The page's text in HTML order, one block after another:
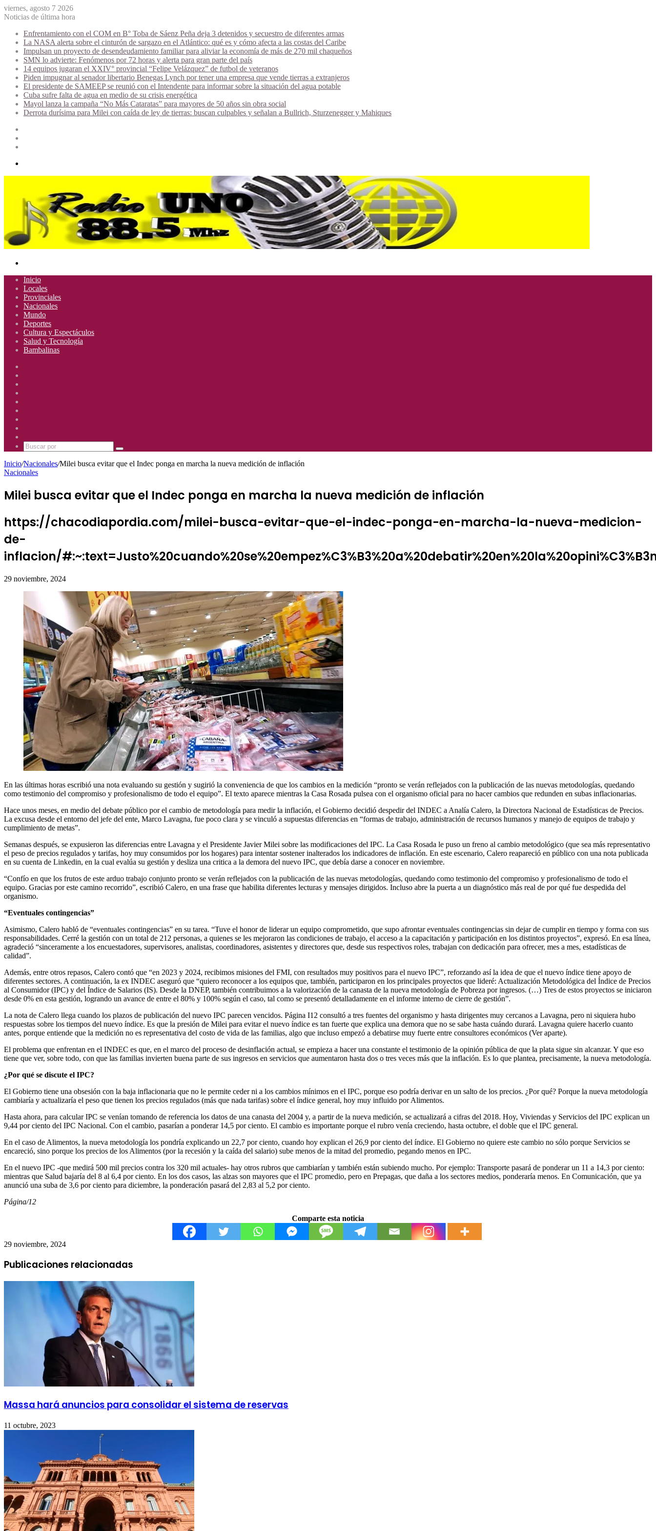
viernes, agosto 7 2026
Noticias de última hora
Enfrentamiento con el COM en B° Toba de Sáenz Peña deja 3 detenidos y secuestro de diferentes armas
La NASA alerta sobre el cinturón de sargazo en el Atlántico: qué es y cómo afecta a las costas del Caribe
Impulsan un proyecto de desendeudamiento familiar para aliviar la economía de más de 270 mil chaqueños
SMN lo advierte: Fenómenos por 72 horas y alerta para gran parte del país
14 equipos jugaran el XXIV° provincial “Felipe Velázquez” de futbol de veteranos
Piden impugnar al senador libertario Benegas Lynch por tener una empresa que vende tierras a extranjeros
El presidente de SAMEEP se reunió con el Intendente para informar sobre la situación del agua potable
Cuba sufre falta de agua en medio de su crisis energética
Mayol lanza la campaña “No Más Cataratas” para mayores de 50 años sin obra social
Derrota durísima para Milei con caída de ley de tierras: buscan culpables y señalan a Bullrich, Sturzenegger y Mahiques
Inicio
Locales
Provinciales
Nacionales
Mundo
Deportes
Cultura y Espectáculos
Salud y Tecnología
Bambalinas
Mhz
885
Mhz
Uno
885
Mhz
Buscar
Inicio/Nacionales/Milei busca evitar que el Indec ponga en marcha la nueva medición de inflación
Nacionales
Milei busca evitar que el Indec ponga en marcha la nueva medición de inflación
https://chacodiapordia.com/milei-busca-evitar-que-el-indec-ponga-en-marcha-la-nueva-medicion-
de-
inflacion/
29 noviembre, 2024
En las últimas horas escribió una nota evaluando su gestión y sugirió la conveniencia de que los cambios en la medición “pronto se verán reflejados con la publicación de las nuevas metodologías, quedando
como testimonio del compromiso y profesionalismo de todo el equipo”. El texto aparece mientras la Casa Rosada pulsea con el organismo oficial para no hacer cambios que redunden en subas inflacionarias.
Hace unos meses, en medio del debate público por el cambio de metodología para medir la inflación, el Gobierno decidió despedir del INDEC a Analía Calero, la Directora Nacional de Estadísticas de Precios.
La excusa desde el entorno del jefe del ente, Marco Lavagna, fue poco clara y se vinculó a supuestas diferencias en “formas de trabajo, administración de recursos humanos y manejo de equipos de trabajo y
cumplimiento de metas”.
Semanas después, se expusieron las diferencias entre Lavagna y el Presidente Javier Milei sobre las modificaciones del IPC. La Casa Rosada le puso un freno al cambio metodológico (que sea más representativo
el peso de precios regulados y tarifas, hoy muy consumidos por los hogares) para intentar sostener inalterados los indicadores de inflación. En este escenario, Calero reapareció en público con una nota publicada
en su cuenta de Linkedin, en la cual evalúa su gestión y desliza una critica a la demora del nuevo IPC, que debía darse a conocer en noviembre.
“Confío en que los frutos de este arduo trabajo conjunto pronto se verán reflejados con la publicación de las nuevas metodologías, quedando como testimonio del compromiso y profesionalismo de todo el
equipo. Gracias por este camino recorrido”, escribió Calero, en una frase que habilita diferentes lecturas y mensajes dirigidos. Incluso abre la puerta a un diagnóstico más real de por qué fue despedida del
organismo.
“Eventuales contingencias”
Asimismo, Calero habló de “eventuales contingencias” en su tarea. “Tuve el honor de liderar un equipo comprometido, que supo afrontar eventuales contingencias sin dejar de cumplir en tiempo y forma con sus
responsabilidades. Cerré la gestión con un total de 212 personas, a quienes se les mejoraron las condiciones de trabajo, el acceso a la capacitación y participación en los distintos proyectos”, expresó. En esa línea,
agradeció “sinceramente a los encuestadores, supervisores, analistas, coordinadores, asistentes y directores que, desde sus respectivos roles, trabajan con dedicación para ofrecer, mes a mes, estadísticas de
calidad”.
Además, entre otros repasos, Calero contó que “en 2023 y 2024, recibimos misiones del FMI, con resultados muy positivos para el nuevo IPC”, reforzando así la idea de que el nuevo índice tiene apoyo de
diferentes sectores. A continuación, la ex INDEC aseguró que “quiero reconocer a los equipos que, también, participaron en los principales proyectos que lideré: Actualización Metodológica del Índice de Precios
al Consumidor (IPC) y del Índice de Salarios (IS). Desde la DNEP, también contribuimos a la valorización de la canasta de la nueva metodología de Pobreza por ingresos. (…) Tres de estos proyectos se iniciaron
desde 0% en esta gestión, logrando un avance de entre el 80% y 100% según el caso, tal como se presentó detalladamente en el informe interno de cierre de gestión”.
La nota de Calero llega cuando los plazos de publicación del nuevo IPC parecen vencidos. Página I12 consultó a tres fuentes del organismo y hasta dirigentes muy cercanos a Lavagna, pero ni siquiera hubo
respuestas sobre los tiempos del nuevo índice. Es que la presión de Milei para evitar el nuevo índice es tan fuerte que explica una demora que no se sabe hasta cuándo durará. Lavagna quiere hacerlo cuanto
antes, porque entiende que la medición no es representativa del costo de vida de las familias, algo que incluso empezó a debatirse muy fuerte entre consultores económicos (Ver aparte).
El problema que enfrentan en el INDEC es que, en el marco del proceso de desinflación actual, se empieza a hacer una constante el testimonio de la opinión pública de que la plata sigue sin alcanzar. Y que eso
tiene que ver, sobre todo, con que las familias invierten buena parte de sus ingresos en servicios que aumentaron hasta dos o tres veces más que la inflación. Es lo que plantea, precisamente, la nueva metodología.
¿Por qué se discute el IPC?
El Gobierno tiene una obsesión con la baja inflacionaria que no le permite ceder ni a los cambios mínimos en el IPC, porque eso podría derivar en un salto de los precios. ¿Por qué? Porque la nueva metodología
cambiaría y actualizaría el peso que tienen los precios regulados (más que nada tarifas) sobre el índice general, hoy muy influido por Alimentos.
Hasta ahora, para calcular IPC se venían tomando de referencia los datos de una canasta del 2004 y, a partir de la nueva medición, se actualizará a cifras del 2018. Hoy, Viviendas y Servicios del IPC explican un
9,44 por ciento del IPC Nacional. Con el cambio, pasarían a ponderar 14,5 por ciento. El cambio es importante porque el rubro venía creciendo, hasta octubre, el doble que el IPC general.
En el caso de Alimentos, la nueva metodología los pondría explicando un 22,7 por ciento, cuando hoy explican el 26,9 por ciento del índice. El Gobierno no quiere este cambio no sólo porque Servicios se
encareció, sino porque los precios de los Alimentos (por la recesión y la caída del salario) sube menos de la mitad del promedio, pegando menos en IPC.
En el nuevo IPC -que medirá 500 mil precios contra los 320 mil actuales- hay otros rubros que cambiarían y también están subiendo mucho. Por ejemplo: Transporte pasará de ponderar un 11 a 14,3 por ciento:
mientras que Salud bajaría del 8 al 6,4 por ciento. En los dos casos, las alzas son mayores que el IPC promedio, pero en Prepagas, que daña a los sectores medios, ponderaría menos. En Comunicación, que ya
anunció una suba de 3,6 por ciento para diciembre, la ponderación pasará del 2,83 al 5,2 por ciento.
Página/12
Comparte esta noticia
29 noviembre, 2024
Publicaciones relacionadas
Massa hará anuncios para consolidar el sistema de reservas
11 octubre, 2023